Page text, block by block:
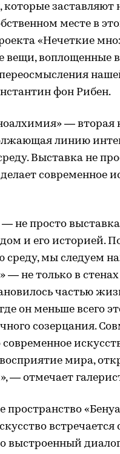
заставляют
месте в
«Нечеткие
вещи, воплощенные
фон Рибен.
— вторая
линию
Выставка не
современное
— не просто
и его историей.
среду, мы следуем
— не только в
частью
он меньше всего
созерцания.
современное
мира,
— отмечает
пространство
выстроенный